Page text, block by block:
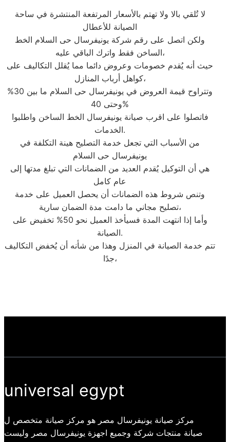
لا تُلقي بالا ولا تهتم بالأسعار المرتفعة المنتشرة في ساحة
الصيانة للأعطال
ولكن اتصل على رقم شركة يونيفرسال حى السلام الخط
الساخن فقط واترك الباقي عليه،
حيث أنه يُقدم خصومات وعروض دائما مما يُقلل التكاليف على
كواهل أرباب المنازل،
وتتراوح قيمة العروض في يونيفرسال حى السلام ما بين 30%
وحتى 40%
فاتصلوا على اقرب صيانة يونيفرسال الخط الساخن واطلبوا
الخدمات.
من الأسباب التي تجعل خدمة التصليح هينة التكلفة في
يونيفرسال حى السلام
هي أن التوكيل يُقدم العديد من الضمانات التي تبلغ مدتها إلى
عام كامل
وتنص شروط هذه الضمانات أن يحصل العميل على خدمة
تصليح مجاني ما دامت مدة الضمان سارية،
وأما إذا انتهت المدة فسيأخذ العميل نحو 50% تخفيض على
الصيانة.
تتم خدمة الصيانة في المنزل وهذا من شأنه أن يُخفض التكاليف
جدًا،
universal egypt
مركز صيانة يونيفرسال مصر هو مركز صيانة متخصص ل
صيانة منتجات شركة وجميع اجهزة يونيفرسال مصر وليست